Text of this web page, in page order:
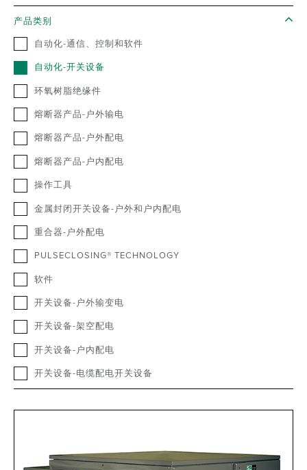
产品类别
自动化-通信、控制和软件
自动化-开关设备
环氧树脂绝缘件
熔断器产品-户外输电
熔断器产品-户外配电
熔断器产品-户内配电
操作工具
金属封闭开关设备-户外和户内配电
重合器-户外配电
PULSECLOSING® TECHNOLOGY
软件
开关设备-户外输变电
开关设备-架空配电
开关设备-户内配电
开关设备-电缆配电开关设备